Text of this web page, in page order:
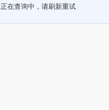
正在查询中，请刷新重试